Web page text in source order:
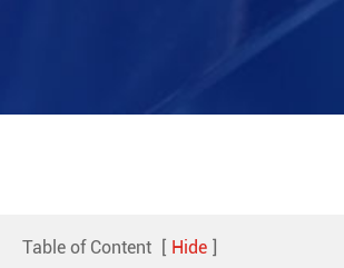
Table of Content [ Hide ]